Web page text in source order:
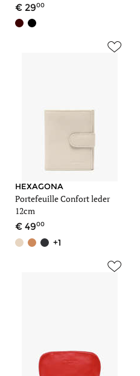
2900
HEXAGONA
Portefeuille Confort leder
12cm
4900
+1